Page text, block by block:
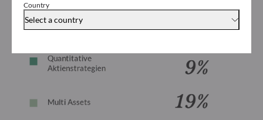
Country
Select a country